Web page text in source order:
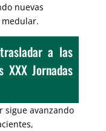
nuevas
a las
Jornadas
sigue avanzando